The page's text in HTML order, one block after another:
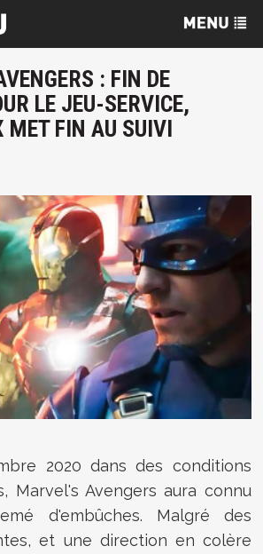
: FIN DE
LE JEU-SERVICE,
MET FIN AU SUIVI
2020 dans des conditions
Marvel's Avengers aura connu
d'embûches. Malgré des
et une direction en colère